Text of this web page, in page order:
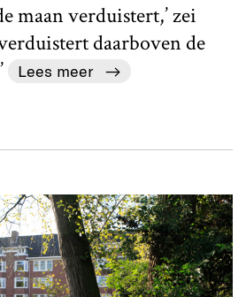
maan verduistert,’ zei
daarboven de
Lees meer